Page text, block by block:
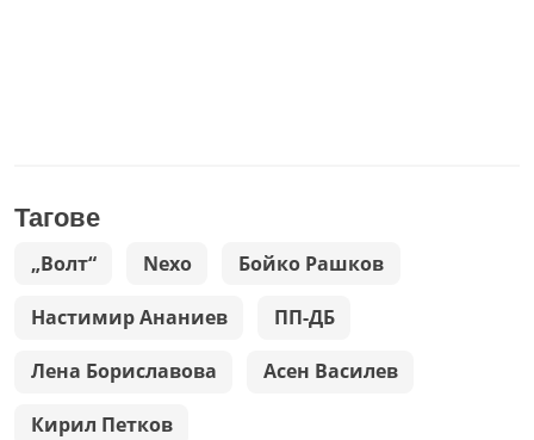
Тагове
„Волт“ Nехо Бойко Рашков
Настимир Ананиев ПП-ДБ
Лена Бориславова Асен Василев
Кирил Петков